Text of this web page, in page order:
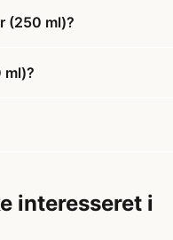
(250 ml)?
ml)?
interesseret i